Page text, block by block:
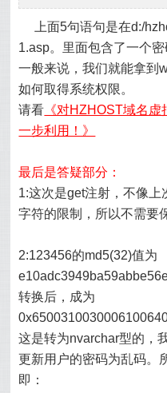
上面5句语句是在d:/
1.asp。里面包含了一个密
一般来说，我们就能拿到
如何取得系统权限。
请看 《对HZHOST域名
一步利用！》
最后是答疑部分：
1:这次是get注射，不像
字符的限制，所以不需要
2:123456的md5(32)值为
转换后，成为
这是转为nvarchar型的，
更新用户的密码为乱码。
即：